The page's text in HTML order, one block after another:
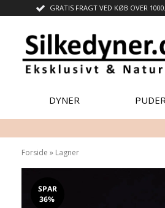
GRATIS FRAGT VED KØB OVER
DYNER
Forside » Lagner
SPAR
36%